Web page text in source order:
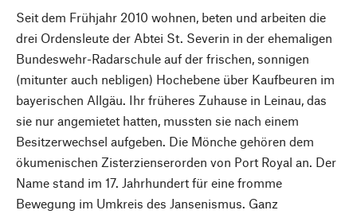
Seit dem Frühjahr 2010 wohnen, beten und arbeiten die
drei Ordensleute der Abtei St. Severin in der ehemaligen
Bundeswehr-Radarschule auf der frischen, sonnigen
(mitunter auch nebligen) Hochebene über Kaufbeuren im
bayerischen Allgäu. Ihr früheres Zuhause in Leinau, das
sie nur angemietet hatten, mussten sie nach einem
Besitzerwechsel aufgeben. Die Mönche gehören dem
ökumenischen Zisterzienserorden von Port Royal an. Der
Name stand im 17. Jahrhundert für eine fromme
Bewegung im Umkreis des Jansenismus. Ganz